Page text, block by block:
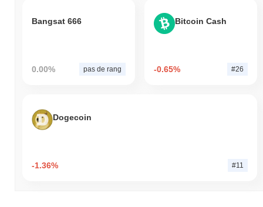
Bangsat 666
0.00% pas de rang
Bitcoin Cash
-0.65% #26
Dogecoin
-1.36% #11